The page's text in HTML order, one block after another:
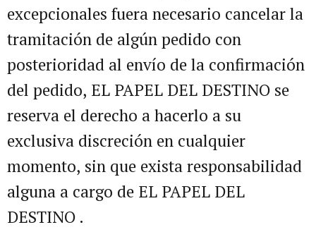
excepcionales fuera necesario cancelar la
tramitación de algún pedido con
posterioridad al envío de la confirmación
del pedido, EL PAPEL DEL DESTINO se
reserva el derecho a hacerlo a su
exclusiva discreción en cualquier
momento, sin que exista responsabilidad
alguna a cargo de EL PAPEL DEL
DESTINO .